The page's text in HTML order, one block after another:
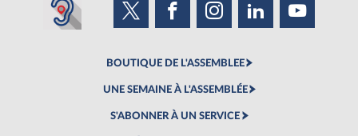
BOUTIQUE DE L'ASSEMBLEE
UNE SEMAINE À L'ASSEMBLÉE
S'ABONNER À UN SERVICE